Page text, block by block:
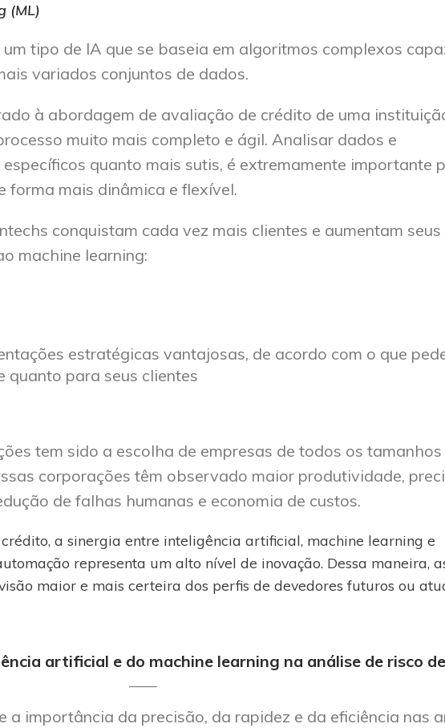
(ML)
tipo de IA que se baseia em algoritmos complexos
variados conjuntos de dados.
à abordagem de avaliação de crédito de uma
muito mais completo e ágil. Analisar dados e
quanto mais sutis, é extremamente importante
forma mais dinâmica e flexível.
conquistam cada vez mais clientes e aumentam seus
machine learning:
estratégicas vantajosas, de acordo com o que
quanto para seus clientes
tem sido a escolha de empresas de todos os tamanhos
corporações têm observado maior produtividade,
de falhas humanas e economia de custos.
a sinergia entre inteligência artificial, machine learning e
representa um alto nível de inovação. Dessa maneira,
maior e mais certeira dos perfis de devedores futuros ou
artificial e do machine learning na análise de risco de
a importância da precisão, da rapidez e da eficiência nas